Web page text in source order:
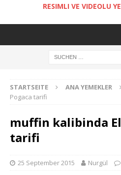
RESIMLI VE VIDEOLU
STARTSEITE ANA YEMEKLER
Pogaca tarifi
muffin kalibinda
tarifi
25 September 2015 Nurgül